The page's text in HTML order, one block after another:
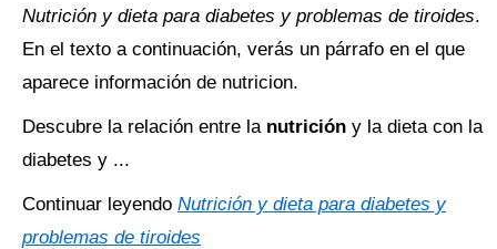
Nutrición y dieta para diabetes y problemas de tiroides.
En el texto a continuación, verás un párrafo en el que
aparece información de nutricion.
Descubre la relación entre la nutrición y la dieta con la
diabetes y ...
Continuar leyendo Nutrición y dieta para diabetes y
problemas de tiroides